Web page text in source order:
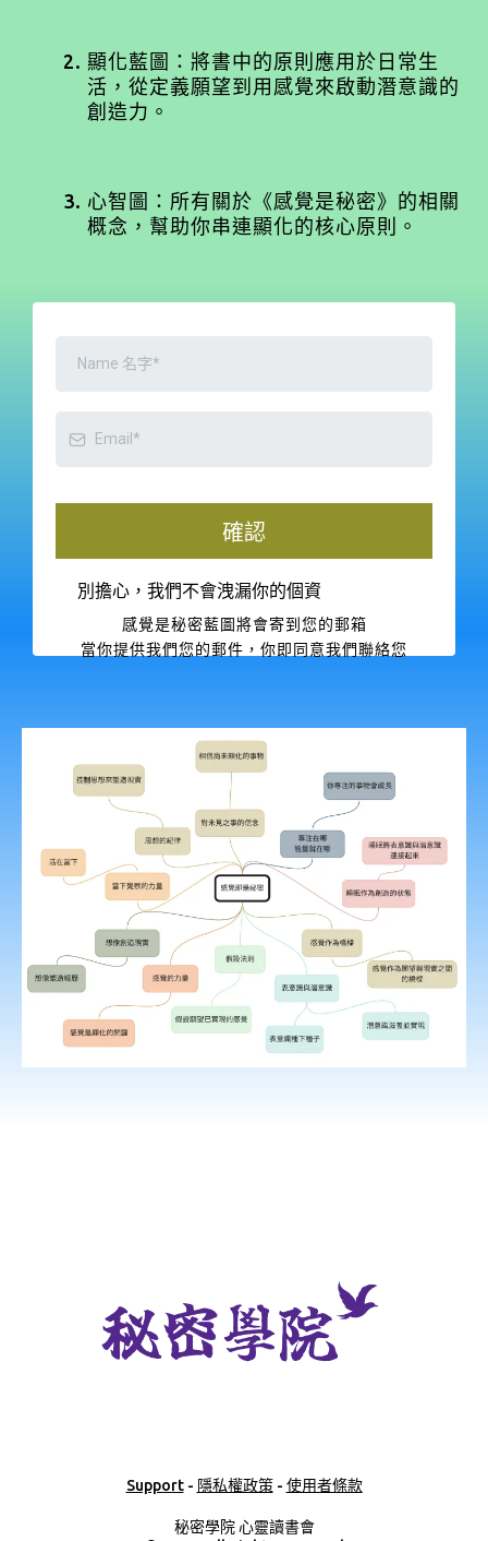
顯化藍圖：將書中的原則應用於日常生
活，從定義願望到用感覺來啟動潛意識的
創造力。
心智圖：所有關於《感覺是秘密》的相關
概念，幫助你串連顯化的核心原則。
確認
別擔心，我們不會洩漏你的個資
感覺是秘密藍圖將會寄到您的郵箱
當你提供我們您的郵件，你即同意我們聯絡您
Support- 隱私權政策- 使用者條款
秘密學院 心靈讀書會